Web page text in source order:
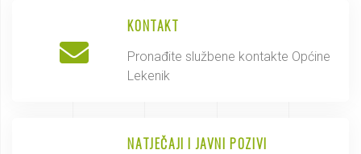
KONTAKT
Pronađite službene kontakte Općine
Lekenik
NATJEČAJI I JAVNI POZIVI